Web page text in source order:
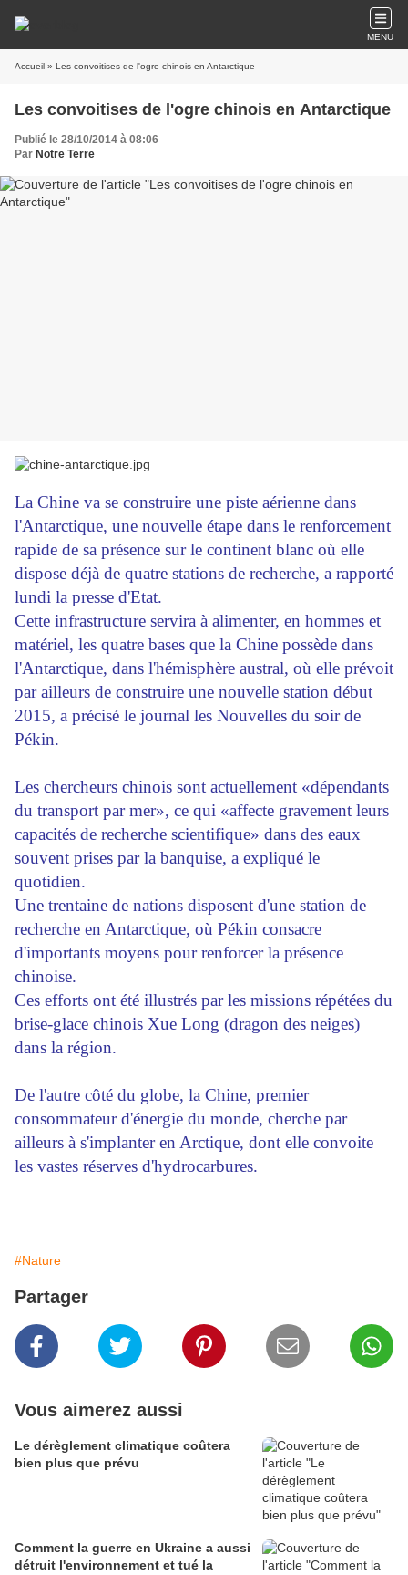
MENU
Accueil » Les convoitises de l'ogre chinois en Antarctique
Les convoitises de l'ogre chinois en Antarctique
Publié le 28/10/2014 à 08:06
Par Notre Terre
La Chine va se construire une piste aérienne dans
l'Antarctique, une nouvelle étape dans le renforcement
rapide de sa présence sur le continent blanc où elle
dispose déjà de quatre stations de recherche, a rapporté
lundi la presse d'Etat.
Cette infrastructure servira à alimenter, en hommes et
matériel, les quatre bases que la Chine possède dans
l'Antarctique, dans l'hémisphère austral, où elle prévoit
par ailleurs de construire une nouvelle station début
2015, a précisé le journal les Nouvelles du soir de
Pékin.
Les chercheurs chinois sont actuellement «dépendants
du transport par mer», ce qui «affecte gravement leurs
capacités de recherche scientifique» dans des eaux
souvent prises par la banquise, a expliqué le
quotidien.
Une trentaine de nations disposent d'une station de
recherche en Antarctique, où Pékin consacre
d'importants moyens pour renforcer la présence
chinoise.
Ces efforts ont été illustrés par les missions répétées du
brise-glace chinois Xue Long (dragon des neiges)
dans la région.
De l'autre côté du globe, la Chine, premier
consommateur d'énergie du monde, cherche par
ailleurs à s'implanter en Arctique, dont elle convoite
les vastes réserves d'hydrocarbures.
#Nature
Partager
Vous aimerez aussi
Le dérèglement climatique coûtera
bien plus que prévu
Comment la guerre en Ukraine a aussi
détruit l'environnement et tué la